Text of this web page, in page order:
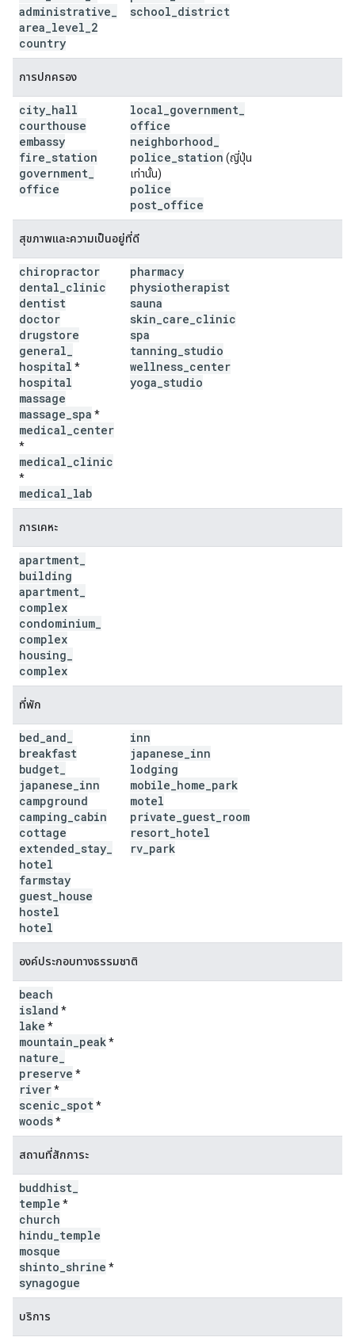
administrative
area level 2
country
school district
การปกครอง
city hall
courthouse
embassy
fire station
government
office
local government
office
neighborhood
police station (ญี่ปุ่น
เท่านั้น)
police
post office
สุขภาพและความเป็นอยู่ที่ดี
chiropractor
dental clinic
dentist
doctor
drugstore
general
hospital *
hospital
massage
massage spa *
medical center
*
medical clinic
*
medical lab
pharmacy
physiotherapist
sauna
skin care clinic
spa
tanning studio
wellness center
yoga studio
การเคหะ
apartment
building
apartment
complex
condominium
complex
housing
complex
ที่พัก
bed and
breakfast
budget
japanese inn
campground
camping cabin
cottage
extended stay
hotel
farmstay
guest house
hostel
hotel
inn
japanese inn
lodging
mobile home park
motel
private guest room
resort hotel
rv park
องค์ประกอบทางธรรมชาติ
beach
island *
lake *
mountain peak*
nature
preserve *
river*
scenic spot*
woods*
สถานที่สักการะ
buddhist
temple *
church
hindu temple
mosque
shinto shrine *
synagogue
บริการ